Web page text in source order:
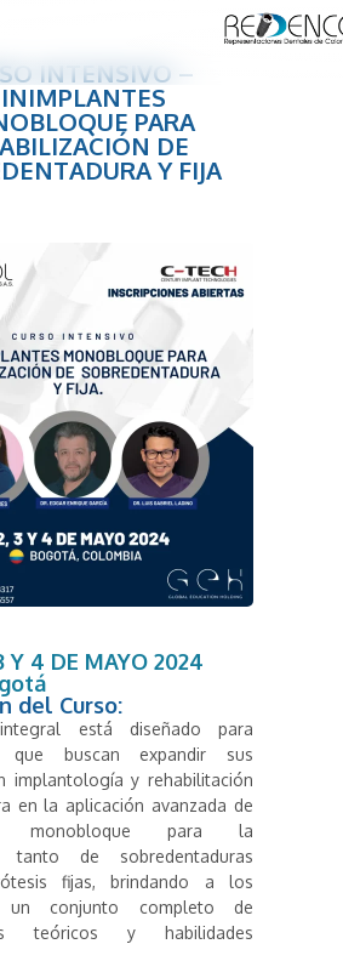
INTENSIVO –
PARA
DE
Y FIJA
Y 4 DE MAYO 2024
del Curso:
está diseñado para
que buscan expandir sus
implantología y rehabilitación
en la aplicación avanzada de
monobloque para la
tanto de sobredentaduras
fijas, brindando a los
un conjunto completo de
teóricos y habilidades